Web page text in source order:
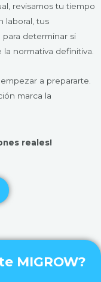
revisamos tu tiempo
laboral, tus
determinar si
normativa definitiva.
a prepararte.
marca la
reales!
MIGROW?